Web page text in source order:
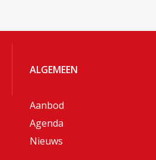
ALGEMEEN
Aanbod
Agenda
Nieuws